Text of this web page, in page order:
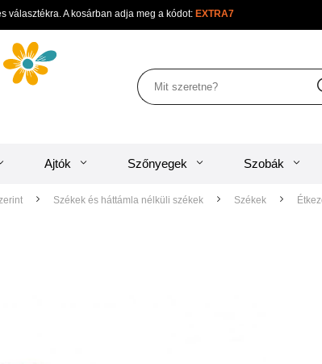
választékra. A kosárban adja meg a kódot:
Ajtók Szőnyegek Szobák
Székek és háttámla nélküli székek Székek